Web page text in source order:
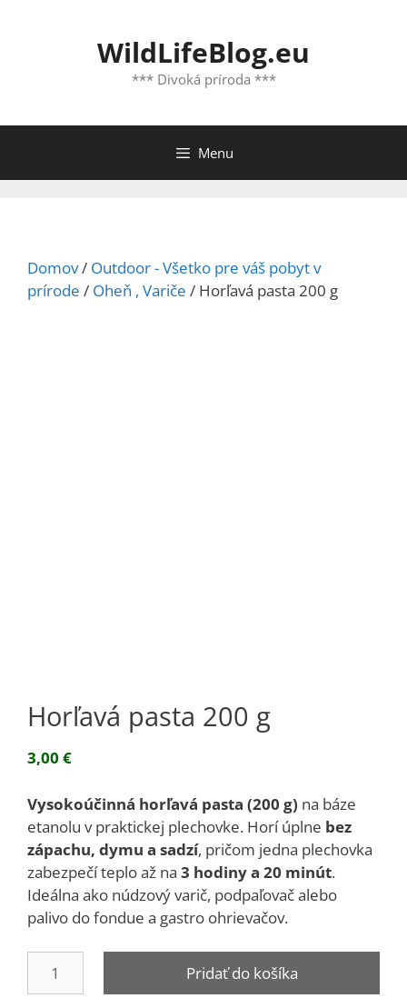
WildLifeBlog.eu
*** Divoká príroda ***
Menu
Domov/ Outdoor - Všetko pre váš pobyt v
prírode / Oheň , Variče / Horľavá pasta 200 g
Horľavá pasta 200 g
3,00 €
Vysokoúčinná horľavá pasta (200 g) na báze
etanolu v praktickej plechovke. Horí úplne bez
zápachu, dymu a sadzí, pričom jedna plechovka
zabezpečí teplo až na 3 hodiny a 20 minút.
Ideálna ako núdzový varič, podpaľovač alebo
palivo do fondue a gastro ohrievačov.
Horľavá
Pridať do košíka